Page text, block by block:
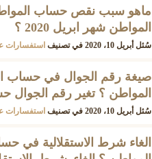
ماهو سبب نقص حساب
المواطن شهر ابريل 2020 ؟
سُئل أبريل 10، 2020 في تصنيف استفسارات
صيغة رقم الجوال في حساب
المواطن ؟ تغير رقم الجوال
سُئل أبريل 10، 2020 في تصنيف استفسارات
الغاء شرط الاستقلالية في